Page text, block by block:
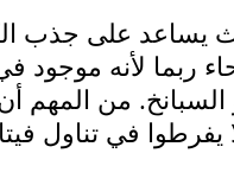
يساعد على جذب
ربما لأنه موجود
السبانخ. من
يفرطوا في تناول